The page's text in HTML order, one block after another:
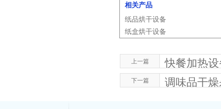
相关产品
纸品烘干设备
纸盒烘干设备
上一篇 快餐加热
下一篇 调味品干